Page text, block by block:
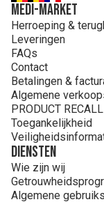
MEDI-MARKET
Herroeping &
Leveringen
FAQs
Contact
Betalingen &
Algemene
PRODUCT RECALL
Toegankelijkheid
Diensten
Wie zijn wij
Algemene